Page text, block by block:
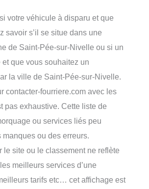
votre véhicule à disparu et que
savoir s’il se situe dans une
de Saint-Pée-sur-Nivelle ou si un
que vous souhaitez un
la ville de Saint-Pée-sur-Nivelle.
contacter-fourriere.com avec les
pas exhaustive. Cette liste de
ou services liés peu
manques ou des erreurs.
le site ou le classement ne reflète
meilleurs services d’une
tarifs etc… cet affichage est